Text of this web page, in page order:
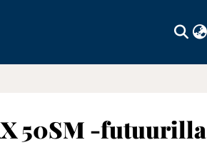
50SM -futuurilla